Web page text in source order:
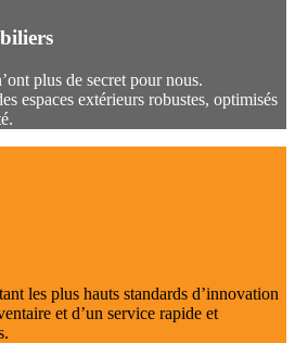
plus de secret pour nous.
espaces extérieurs robustes, optimisés
les plus hauts standards d’innovation
et d’un service rapide et